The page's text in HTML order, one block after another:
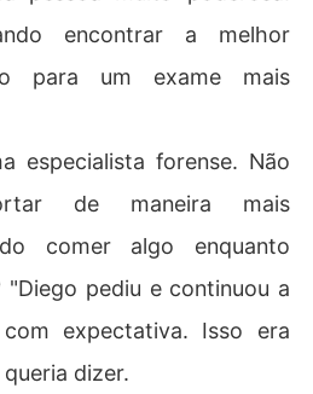
encontrar a melhor
para um exame mais
especialista forense. Não
de maneira mais
comer algo enquanto
"Diego pediu e continuou a
expectativa. Isso era
dizer.